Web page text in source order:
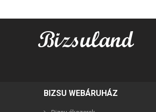
BIZSU WEBÁRUHÁZ